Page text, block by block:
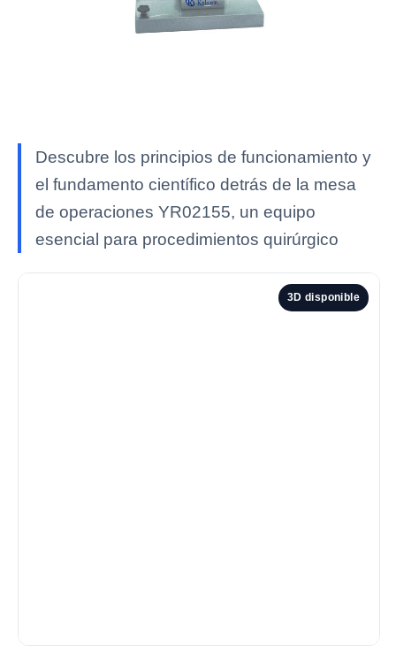
Descubre los principios de funcionamiento y
el fundamento científico detrás de la mesa
de operaciones YR02155, un equipo
esencial para procedimientos quirúrgico
3D disponible